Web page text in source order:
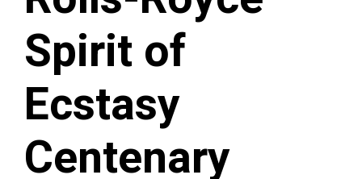
Spirit of
Ecstasy
Centenary